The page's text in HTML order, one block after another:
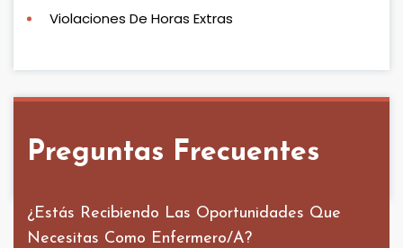
Violaciones De Horas Extras
Preguntas Frecuentes
¿Estás Recibiendo Las Oportunidades Que
Necesitas Como Enfermero/a?